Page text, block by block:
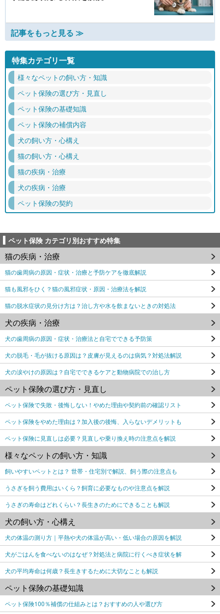
記事をもっと見る ≫
特集カテゴリ一覧
様々なペットの飼い方・知識
ペット保険の選び方・見直し
ペット保険の基礎知識
ペット保険の補償内容
犬の飼い方・心構え
猫の飼い方・心構え
猫の疾病・治療
犬の疾病・治療
ペット保険の契約
ペット保険 カテゴリ別おすすめ特集
猫の疾病・治療
猫の歯周病の原因・症状・治療と予防ケアを徹底解説
猫も風邪をひく？猫の風邪症状・原因・治療法を解説
猫の脱水症状の見分け方は？治し方や水を飲まないときの対処法
犬の疾病・治療
犬の歯周病の原因・症状・治療法と自宅でできる予防策
犬の脱毛・毛が抜ける原因は？皮膚が見えるのは病気？対処法解説
犬の涙やけの原因は？自宅でできるケアと動物病院での治し方
ペット保険の選び方・見直し
ペット保険で失敗・後悔しない！やめた理由や契約前の確認リスト
ペット保険をやめた理由は？加入後の後悔、入らないデメリットも
ペット保険に見直しは必要？見直しや乗り換え時の注意点を解説
様々なペットの飼い方・知識
飼いやすいペットとは？ 世帯・住宅別で解説、飼う際の注意点も
うさぎを飼う費用はいくら？飼育に必要なものや注意点を解説
うさぎの寿命はどれくらい？長生きのためにできることも解説
犬の飼い方・心構え
犬の体温の測り方｜平熱や犬の体温が高い・低い場合の原因を解説
犬がごはんを食べないのはなぜ？対処法と病院に行くべき症状を解
犬の平均寿命は何歳？長生きするために大切なことも解説
ペット保険の基礎知識
ペット保険100％補償の仕組みとは？おすすめの人や選び方